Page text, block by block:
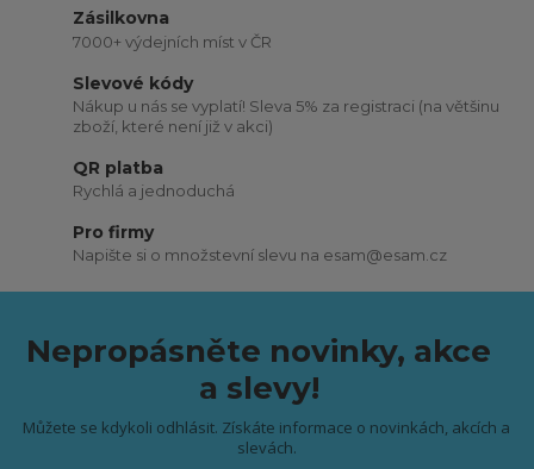
Zásilkovna
7000+ výdejních míst v ČR
Slevové kódy
Nákup u nás se vyplatí! Sleva 5% za registraci (na většinu
zboží, které není již v akci)
QR platba
Rychlá a jednoduchá
Pro firmy
Napište si o množstevní slevu na esam@esam.cz
Nepropásněte novinky, akce
a slevy!
Můžete se kdykoli odhlásit. Získáte informace o novinkách, akcích a
slevách.